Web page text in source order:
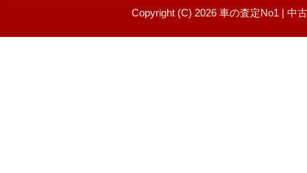
Copyright (C) 2026 車の査定No1 | 中